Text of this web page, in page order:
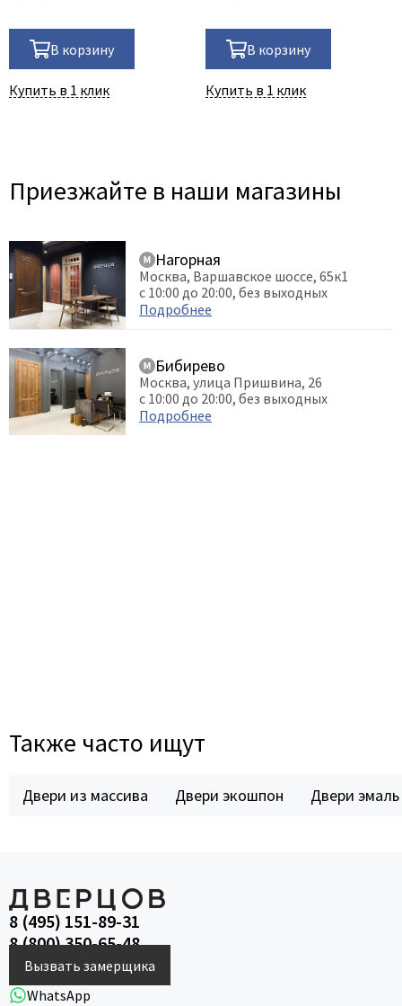
В корзину
Купить в 1 клик
В корзину
Купить в 1 клик
Приезжайте в наши магазины
Нагорная
Москва, Варшавское шоссе, 65к1
с 10:00 до 20:00, без выходных
Подробнее
Бибирево
Москва, улица Пришвина, 26
с 10:00 до 20:00, без выходных
Подробнее
Также часто ищут
Двери из массива Двери экошпон Двери эмаль
8 (495) 151-89-31
8 (800) 350-65-48
Вызвать замерщика
WhatsApp